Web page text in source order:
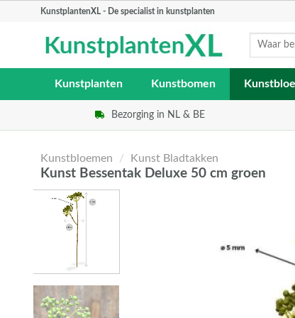
KunstplantenXL - De specialist in kunstplanten
Zoeken
Kunstplanten Kunstbomen
Bezorging in NL & BE
Kunstbloemen / Kunst Bladtakken
Kunst Bessentak Deluxe 50 cm groen